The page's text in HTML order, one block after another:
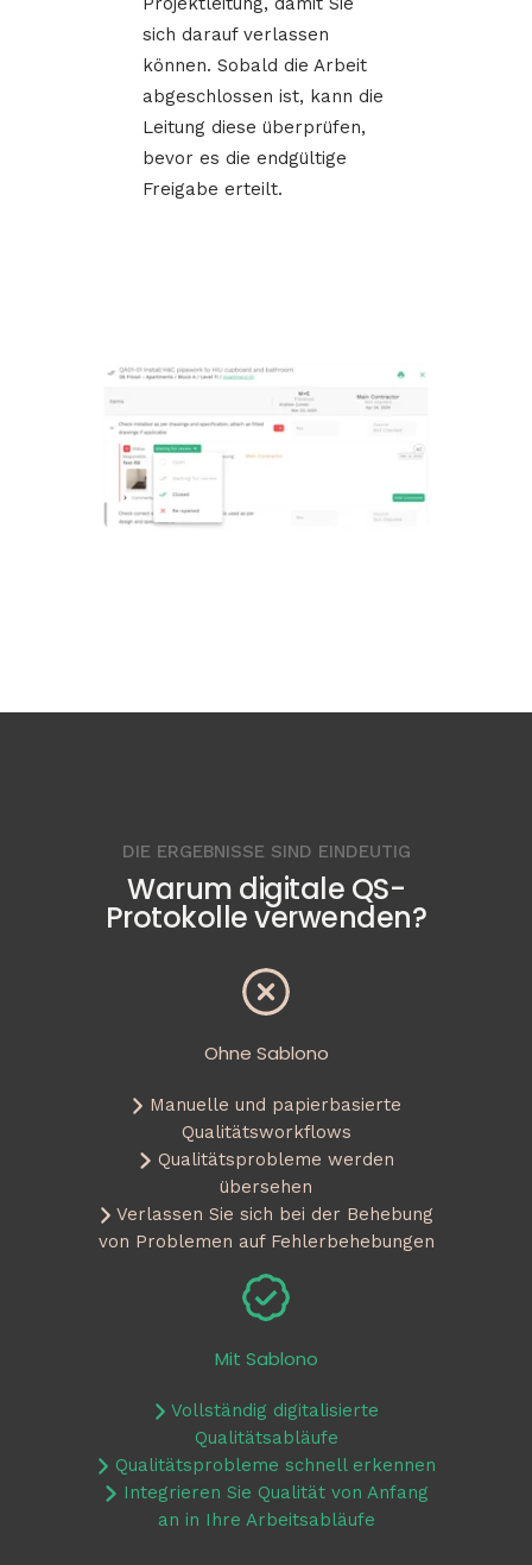
sich darauf verlassen
können. Sobald die Arbeit
abgeschlossen ist, kann die
Leitung diese überprüfen,
bevor es die endgültige
Freigabe erteilt.
DIE ERGEBNISSE SIND EINDEUTIG
Warum digitale QS-
Protokolle verwenden?
Ohne Sablono
Manuelle und papierbasierte
Qualitätsworkflows
Qualitätsprobleme werden
übersehen
Verlassen Sie sich bei der Behebung
von Problemen auf Fehlerbehebungen
Mit Sablono
Vollständig digitalisierte
Qualitätsabläufe
Qualitätsprobleme schnell erkennen
Integrieren Sie Qualität von Anfang
an in Ihre Arbeitsabläufe